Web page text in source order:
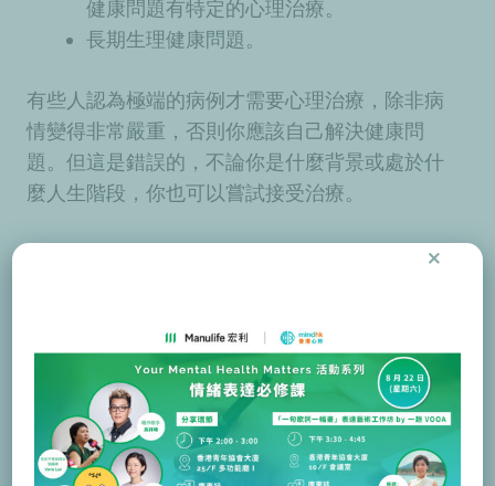
健康問題有特定的心理治療。
長期生理健康問題。
有些人認為極端的病例才需要心理治療，除非病
情變得非常嚴重，否則你應該自己解決健康問
題。但這是錯誤的，不論你是什麼背景或處於什
麼人生階段，你也可以嘗試接受治療。
事實上，當你的病情還未到達危機點時，從治療
避免病情惡化。
「對我而言，心理輔導救了我一
命。以前，我完全不習慣和任何
×